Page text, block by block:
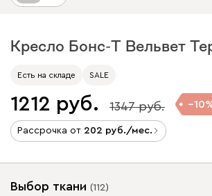
Кресло Бонс-Т Вельвет
Есть на складе SALE
1212 1347 10
Рассрочка от 202 /мес.
Выбор ткани (112)